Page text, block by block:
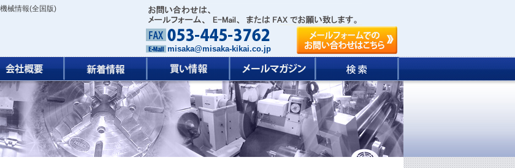
械情報(全国版)
misaka@misaka-kikai.co.jp